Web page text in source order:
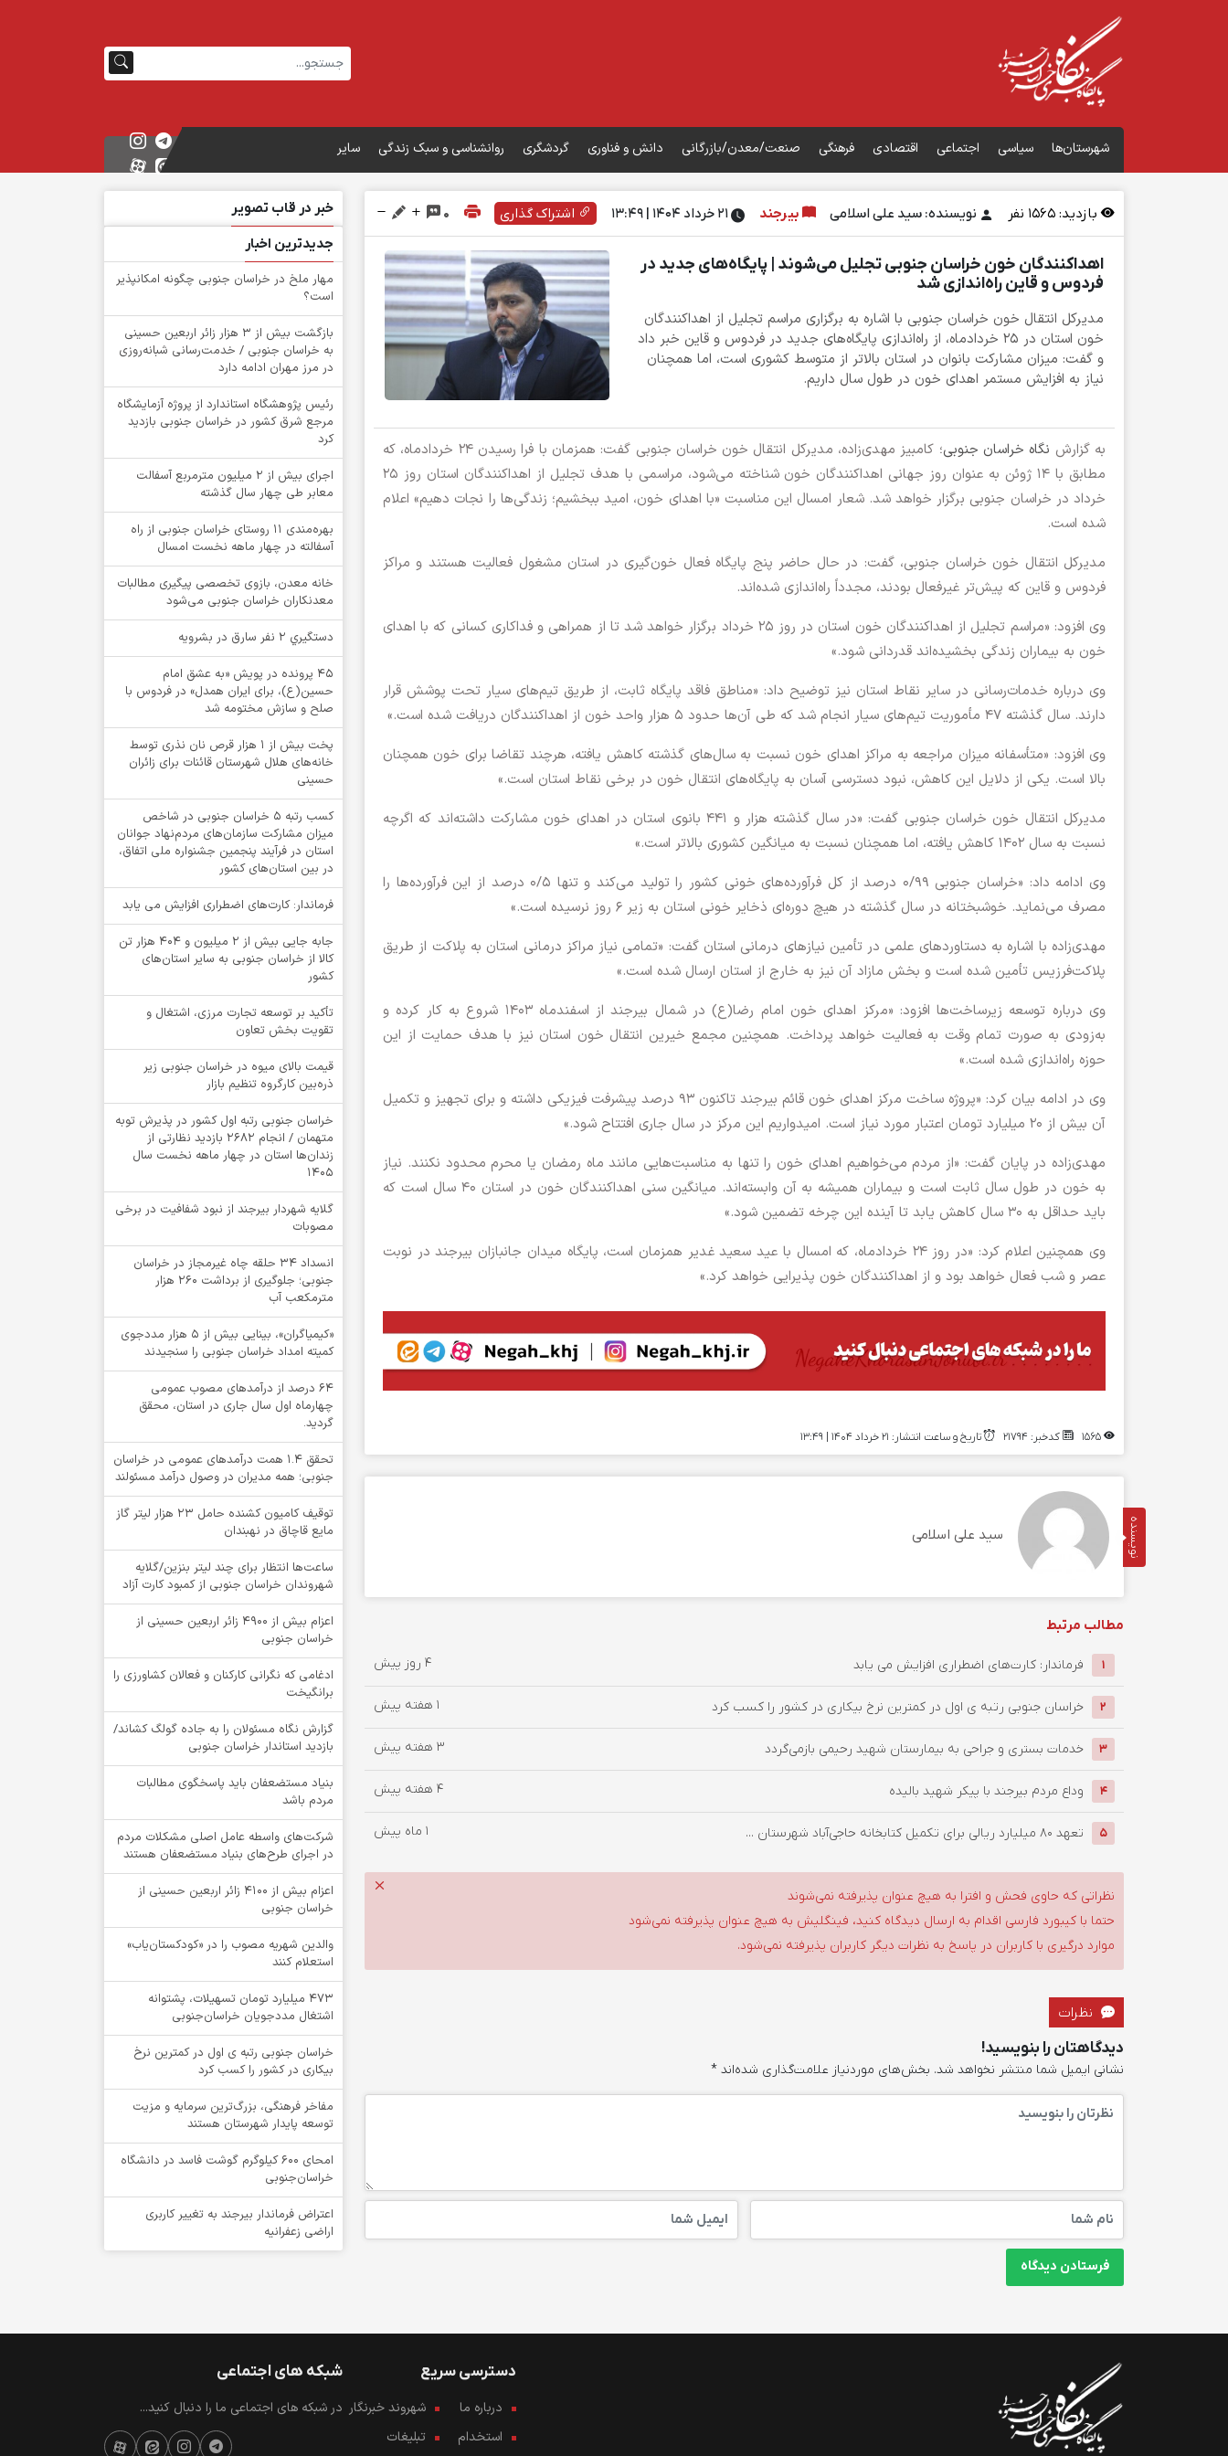
شهرستان‌ها سیاسی اجتماعی اقتصادی فرهنگی صنعت/معدن/بازرگانی دانش و فناوری گردشگری روانشناسی و سبک زندگی سایر
بازدید: نفر نویسنده: سید علی اسلامی بیرجند ۲۱ خرداد ۱۴۰۴ | 13:49 اشتراک گذاری 0
اهداکنندگان خون خراسان جنوبی تجلیل می‌شوند | پایگاه‌های جدید در
فردوس و قاین راه‌اندازی شد
مدیرکل انتقال خون خراسان جنوبی با اشاره به برگزاری مراسم تجلیل از اهداکنندگان
خون استان در ۲۵ خردادماه، از راه‌اندازی پایگاه‌های جدید در فردوس و قاین خبر داد
و گفت: میزان مشارکت بانوان در استان بالاتر از متوسط کشوری است، اما همچنان
نیاز به افزایش مستمر اهدای خون در طول سال داریم.
به گزارش نگاه خراسان جنوبی
؛ کامبیز مهدی‌زاده، مدیرکل انتقال خون خراسان جنوبی گفت: همزمان با فرا رسیدن ۲۴ خردادماه، که
مطابق با ۱۴ ژوئن به عنوان روز جهانی اهداکنندگان خون شناخته می‌شود، مراسمی با هدف تجلیل از اهداکنندگان استان روز ۲۵
خرداد در خراسان جنوبی برگزار خواهد شد. شعار امسال این مناسبت «با اهدای خون، امید ببخشیم؛ زندگی‌ها را نجات دهیم» اعلام
شده است.
مدیرکل انتقال خون خراسان جنوبی، گفت: در حال حاضر پنج پایگاه فعال خون‌گیری در استان مشغول فعالیت هستند و مراکز
فردوس و قاین که پیش‌تر غیرفعال بودند، مجدداً راه‌اندازی شده‌اند.
وی افزود: «مراسم تجلیل از اهداکنندگان خون استان در روز ۲۵ خرداد برگزار خواهد شد تا از همراهی و فداکاری کسانی که با اهدای
خون به بیماران زندگی بخشیده‌اند قدردانی شود.»
وی درباره خدمات‌رسانی در سایر نقاط استان نیز توضیح داد: «مناطق فاقد پایگاه ثابت، از طریق تیم‌های سیار تحت پوشش قرار
دارند. سال گذشته ۴۷ مأموریت تیم‌های سیار انجام شد که طی آن‌ها حدود ۵ هزار واحد خون از اهداکنندگان دریافت شده است.»
وی افزود: «متأسفانه میزان مراجعه به مراکز اهدای خون نسبت به سال‌های گذشته کاهش یافته، هرچند تقاضا برای خون همچنان
بالا است. یکی از دلایل این کاهش، نبود دسترسی آسان به پایگاه‌های انتقال خون در برخی نقاط استان است.»
مدیرکل انتقال خون خراسان جنوبی گفت: «در سال گذشته هزار و ۴۴۱ بانوی استان در اهدای خون مشارکت داشته‌اند که اگرچه
نسبت به سال ۱۴۰۲ کاهش یافته، اما همچنان نسبت به میانگین کشوری بالاتر است.»
وی ادامه داد: «خراسان جنوبی ۰/۹۹ درصد از کل فرآورده‌های خونی کشور را تولید می‌کند و تنها ۰/۵ درصد از این فرآورده‌ها را
مصرف می‌نماید. خوشبختانه در سال گذشته در هیچ دوره‌ای ذخایر خونی استان به زیر ۶ روز نرسیده است.»
مهدی‌زاده با اشاره به دستاوردهای علمی در تأمین نیازهای درمانی استان گفت: «تمامی نیاز مراکز درمانی استان به پلاکت از طریق
پلاکت‌فرزیس تأمین شده است و بخش مازاد آن نیز به خارج از استان ارسال شده است.»
وی درباره توسعه زیرساخت‌ها افزود: «مرکز اهدای خون امام رضا(ع) در شمال بیرجند از اسفندماه ۱۴۰۳ شروع به کار کرده و
به‌زودی به صورت تمام وقت به فعالیت خواهد پرداخت. همچنین مجمع خیرین انتقال خون استان نیز با هدف حمایت از این
حوزه راه‌اندازی شده است.»
وی در ادامه بیان کرد: «پروژه ساخت مرکز اهدای خون قائم بیرجند تاکنون ۹۳ درصد پیشرفت فیزیکی داشته و برای تجهیز و تکمیل
آن بیش از ۲۰ میلیارد تومان اعتبار مورد نیاز است. امیدواریم این مرکز در سال جاری افتتاح شود.»
مهدی‌زاده در پایان گفت: «از مردم می‌خواهیم اهدای خون را تنها به مناسبت‌هایی مانند ماه رمضان یا محرم محدود نکنند. نیاز
به خون در طول سال ثابت است و بیماران همیشه به آن وابسته‌اند. میانگین سنی اهداکنندگان خون در استان ۴۰ سال است که
باید حداقل به ۳۰ سال کاهش یابد تا آینده این چرخه تضمین شود.»
وی همچنین اعلام کرد: «در روز ۲۴ خردادماه، که امسال با عید سعید غدیر همزمان است، پایگاه میدان جانبازان بیرجند در نوبت
عصر و شب فعال خواهد بود و از اهداکنندگان خون پذیرایی خواهد کرد.»
کدخبر: 21794 تاریخ و ساعت انتشار: ۲۱ خرداد ۱۴۰۴ | 13:49
نویسنده سید علی اسلامی
مطالب مرتبط
1 فرماندار: کارت‌های اضطراری افزایش می یابد 4 روز پیش
2 خراسان جنوبی رتبه ی اول در کمترین نرخ بیکاری در کشور را کسب کرد 1 هفته پیش
3 خدمات بستری و جراحی به بیمارستان شهید رحیمی بازمی‌گردد 3 هفته پیش
4 وداع مردم بیرجند با پیکر شهید بالیده 4 هفته پیش
5 تعهد ۸۰ میلیارد ریالی برای تکمیل کتابخانه حاجی‌آباد شهرستان ... 1 ماه پیش
نظراتی که حاوی فحش و افترا به هیچ عنوان پذیرفته نمی‌شوند
حتما با کیبورد فارسی اقدام به ارسال دیدگاه کنید، فینگلیش به هیچ عنوان پذیرفته نمی‌شود
موارد درگیری با کاربران در پاسخ به نظرات دیگر کاربران پذیرفته نمی‌شود.
نظرات
دیدگاهتان را بنویسید!
نشانی ایمیل شما منتشر نخواهد شد. بخش‌های موردنیاز علامت‌گذاری شده‌اند *
خبر در قاب تصویر
جدیدترین اخبار
‌مهار ملخ در خراسان جنوبی چگونه امکانپذیر
است؟
بازگشت بیش از ۳ هزار زائر اربعین حسینی
به خراسان جنوبی / خدمت‌رسانی شبانه‌روزی
در مرز مهران ادامه دارد
رئیس پژوهشگاه استاندارد از پروژه آزمایشگاه
مرجع شرق کشور در خراسان جنوبی بازدید
کرد
اجرای بیش از ۲ میلیون مترمربع آسفالت
معابر طی چهار سال گذشته
بهره‌مندی ۱۱ روستای خراسان جنوبی از راه
آسفالته در چهار ماهه نخست امسال
خانه معدن، بازوی تخصصی پیگیری مطالبات
معدنکاران خراسان جنوبی می‌شود
دستگيري 2 نفر سارق در بشرويه
۴۵ پرونده در پویش «به عشق امام
حسین(ع)، برای ایران همدل» در فردوس با
صلح و سازش مختومه شد
پخت بیش از 1 هزار قرص نان نذری توسط
خانه‌های هلال شهرستان قائنات برای زائران
حسینی
کسب رتبه ۵ خراسان جنوبی در شاخص
میزان مشارکت سازمان‌های مردم‌نهاد جوانان
استان در فرآیند پنجمین جشنواره ملی اتفاق،
در بین استان‌های کشور
فرماندار: کارت‌های اضطراری افزایش می یابد
جابه جایی بیش از 2 میلیون و 404 هزار تن
کالا از خراسان جنوبی به سایر استان‌های
کشور
تأکید بر توسعه تجارت مرزی، اشتغال و
تقویت بخش تعاون
قیمت بالای میوه در خراسان جنوبی زیر
ذره‌بین کارگروه تنظیم بازار
خراسان جنوبی رتبه اول کشور در پذیرش توبه
متهمان / انجام ۲۶۸۲ بازدید نظارتی از
زندان‌ها استان در چهار ماهه نخست سال
1405
گلایه شهردار بیرجند از نبود شفافیت در برخی
مصوبات
انسداد ۳۴ حلقه چاه غیرمجاز در خراسان
جنوبی؛ جلوگیری از برداشت ۲۶۰ هزار
مترمکعب آب
«کیمیاگران»، بینایی بیش از ۵ هزار مددجوی
کمیته امداد خراسان جنوبی را سنجیدند
64 درصد از درآمدهای مصوب عمومی
چهارماه اول سال جاری در استان، محقق
گردید.
تحقق ۱.۴ همت درآمدهای عمومی در خراسان
جنوبی؛ همه مدیران در وصول درآمد مسئولند
توقيف کامیون کشنده حامل 23 هزار لیتر گاز
مایع قاچاق در نهبندان
ساعت‌ها انتظار برای چند لیتر بنزین/گلایه
شهروندان خراسان جنوبی از کمبود کارت آزاد
اعزام بیش از 4900 زائر اربعین حسینی از
خراسان جنوبی
ادغامی که نگرانی کارکنان و فعالان کشاورزی را
برانگیخت
گزارش نگاه مسئولان را به جاده گولگ کشاند/
بازدید استاندار خراسان جنوبی
بنیاد مستضعفان باید پاسخگوی مطالبات
مردم باشد
شرکت‌های واسطه عامل اصلی مشکلات مردم
در اجرای طرح‌های بنیاد مستضعفان هستند
اعزام بیش از 4100 زائر اربعین حسینی از
خراسان جنوبی
والدین شهریه مصوب را در «کودکستان‌یاب»
استعلام کنند
۴۷۳ میلیارد تومان تسهیلات، پشتوانه
اشتغال مددجویان خراسان‌جنوبی
خراسان جنوبی رتبه ی اول در کمترین نرخ
بیکاری در کشور را کسب کرد
مفاخر فرهنگی، بزرگ‌ترین سرمایه و مزیت
توسعه پایدار شهرستان هستند
امحای ۶۰۰ کیلوگرم گوشت فاسد در دانشگاه
خراسان‌جنوبی
اعتراض فرماندار بیرجند به تغییر کاربری
اراضی زعفرانیه
دسترسی سریع
درباره ما
شهروند خبرنگار
استخدام
تبلیغات
شبکه های اجتماعی
در شبکه های اجتماعی ما را دنبال کنید...